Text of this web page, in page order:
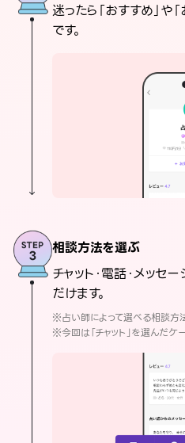
迷ったら「おすすめ」や
です。
相談方法を選ぶ
チャット・電話・メッセ
だけます。
※占い師によって選べる相談方
※今回は「チャット」を選んだケ